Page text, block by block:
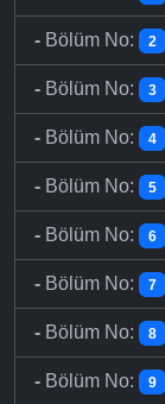
- Bölüm No: 2
- Bölüm No: 3
- Bölüm No: 4
- Bölüm No: 5
- Bölüm No: 6
- Bölüm No: 7
- Bölüm No: 8
- Bölüm No: 9